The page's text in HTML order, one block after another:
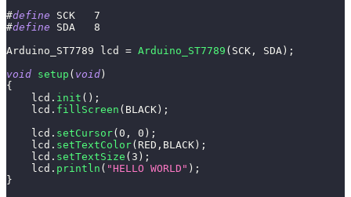
#define SCK
7
#define SDA
8
Arduino_ST7789 lcd = Arduino_ST7789 ( SCK , SDA ) ;
void setup ( void )
{
    lcd
. init ( ) ;
    lcd
. fillScreen ( BLACK ) ;
    lcd
. setCursor( 0 , 0 ) ;
    lcd
. setTextColor( RED , BLACK ) ;
    lcd
. setTextSize ( 3 ) ;
    lcd
. println ( "HELLO WORLD" ) ;
}